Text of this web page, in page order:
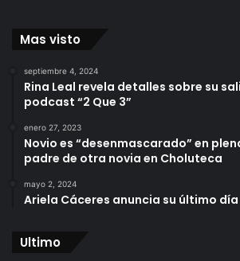
Mas visto
septiembre 4, 2024
Rina Leal revela detalles sobre su
podcast “2 Que 3”
enero 27, 2023
Novio es “desenmascarado” en
padre de otra novia en Choluteca
mayo 2, 2024
Ariela Cáceres anuncia su último día
Ultimo